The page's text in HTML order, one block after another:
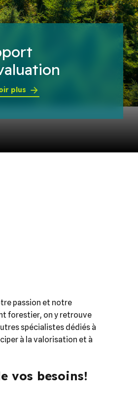
plus
passion et notre
forestier, on y retrouve
spécialistes dédiés à
à la valorisation et à
vos besoins!